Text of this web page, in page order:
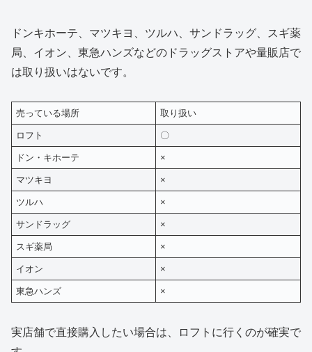
ドンキホーテ、マツキヨ、ツルハ、サンドラッグ、スギ薬
局、イオン、東急ハンズなどのドラッグストアや量販店で
は取り扱いはないです。
売っている場所 取り扱い
ロフト 〇
ドン・キホーテ ×
マツキヨ ×
ツルハ ×
サンドラッグ ×
スギ薬局 ×
イオン ×
東急ハンズ ×
実店舗で直接購入したい場合は、ロフトに行くのが確実で